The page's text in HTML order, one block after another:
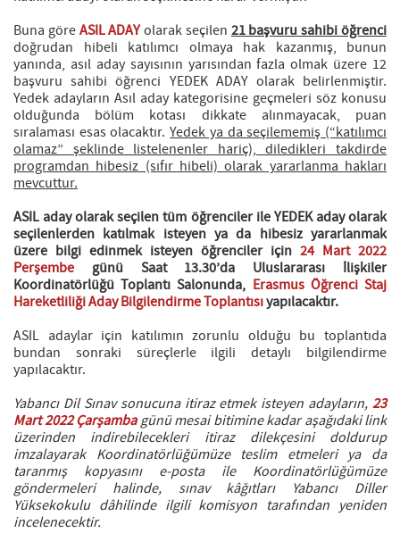
Buna göreASIL ADAYolarak seçilen 21 başvuru sahibi öğrenci
doğrudan hibeli katılımcı olmaya hak kazanmış, bunun
yanında, asıl aday sayısının yarısından fazla olmak üzere 12
başvuru sahibi öğrenci YEDEK ADAY olarak belirlenmiştir.
Yedek adayların Asıl aday kategorisine geçmeleri söz konusu
olduğunda bölüm kotası dikkate alınmayacak, puan
sıralaması esas olacaktır.Yedek ya da seçilememiş (“katılımcı
olamaz” şeklinde listelenenler hariç), diledikleri takdirde
programdan hibesiz (sıfır hibeli) olarak yararlanma hakları
mevcuttur.
ASIL aday olarak seçilen tüm öğrenciler ile YEDEK aday olarak
seçilenlerden katılmak isteyen ya da hibesiz yararlanmak
üzere bilgi edinmek isteyen öğrenciler için 24 Mart 2022
Perşembe günü Saat 13.30’da Uluslararası İlişkiler
Koordinatörlüğü Toplantı Salonunda, Erasmus Öğrenci Staj
Hareketliliği Aday Bilgilendirme Toplantısıyapılacaktır.
ASIL adaylar için katılımın zorunlu olduğu bu toplantıda
bundan sonraki süreçlerle ilgili detaylı bilgilendirme
yapılacaktır.
Yabancı Dil Sınav sonucuna itiraz etmek isteyen adayların, 23
Mart 2022 Çarşambagünü mesai bitimine kadar aşağıdaki link
üzerinden indirebilecekleri itiraz dilekçesini doldurup
imzalayarak Koordinatörlüğümüze teslim etmeleri ya da
taranmış kopyasını e-posta ile Koordinatörlüğümüze
göndermeleri halinde, sınav kâğıtları Yabancı Diller
Yüksekokulu dâhilinde ilgili komisyon tarafından yeniden
incelenecektir.